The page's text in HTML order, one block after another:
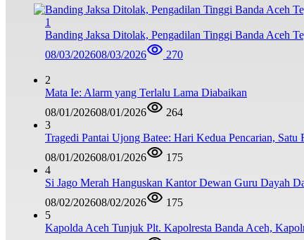
1
Banding Jaksa Ditolak, Pengadilan Tinggi Banda Aceh
08/03/202608/03/2026 270
2
Mata Ie: Alarm yang Terlalu Lama Diabaikan
08/01/202608/01/2026
264
3
Tragedi Pantai Ujong Batee: Hari Kedua Pencarian,
08/01/202608/01/2026
175
4
Si Jago Merah Hanguskan Kantor Dewan Guru Dayah
08/02/202608/02/2026
175
5
Kapolda Aceh Tunjuk Plt. Kapolresta Banda Aceh,